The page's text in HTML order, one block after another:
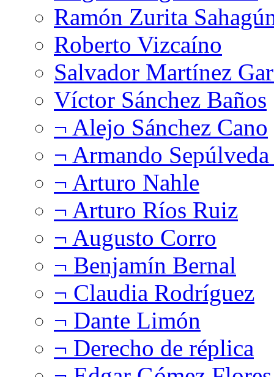
Ramón Zurita
Roberto Vizcaíno
Salvador Martínez
Víctor Sánchez Baños
¬ Alejo Sánchez Cano
¬ Armando
¬ Arturo Nahle
¬ Arturo Ríos Ruiz
¬ Augusto Corro
¬ Benjamín Bernal
¬ Claudia Rodríguez
¬ Dante Limón
¬ Derecho de réplica